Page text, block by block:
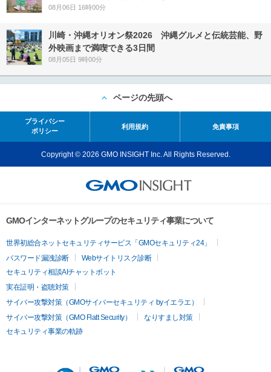
08月06日 16時00分
川崎・沖縄オリオン祭2026 沖縄グルメと伝統芸能、野
外映画まで満喫できる3日間
08月05日 9時00分
ページの先頭へ
プライバシー
ポリシー
利用規約 免責事項
Copyright © 2026 GMO INSIGHT Inc. All Rights Reserved.
GMOインターネットグループのセキュリティ事業について
世界初総合ネットセキュリティサービス「GMOセキュリティ24」
パスワード漏洩診断
Webサイトリスク診断
セキュリティ相談AIチャットボット
実在証明・盗聴対策
サイバー攻撃対策（GMOサイバーセキュリティ byイエラエ）
サイバー攻撃対策（GMO Flatt Security）
なりすまし対策
セキュリティ事業の軌跡